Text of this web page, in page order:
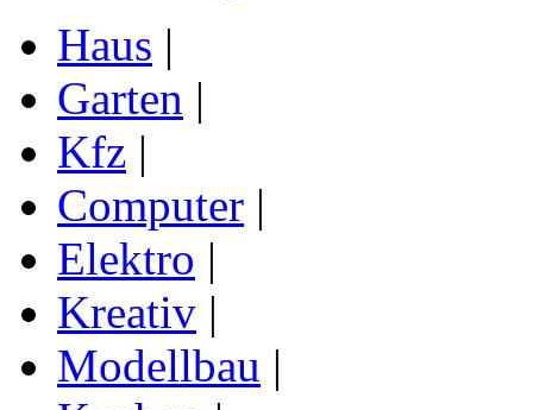
Haus |
Garten |
Kfz |
Computer |
Elektro |
Kreativ |
Modellbau |